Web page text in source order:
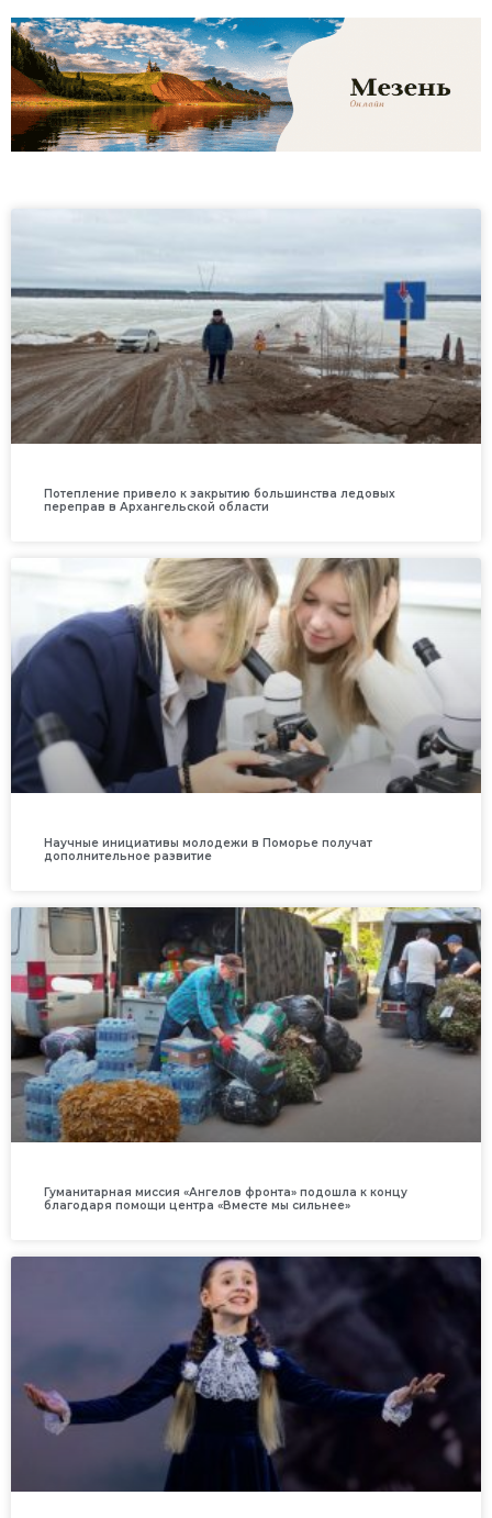
Потепление привело к закрытию большинства ледовых
переправ в Архангельской области
Научные инициативы молодежи в Поморье получат
дополнительное развитие
Гуманитарная миссия «Ангелов фронта» подошла к концу
благодаря помощи центра «Вместе мы сильнее»